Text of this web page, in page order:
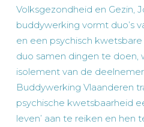
Volksgezondheid en Gezin,
buddywerking vormt duo’s
en een psychisch
duo samen dingen te doen,
isolement van de
Buddywerking Vlaanderen
psychische kwetsbaarheid
leven’ aan te reiken en hen